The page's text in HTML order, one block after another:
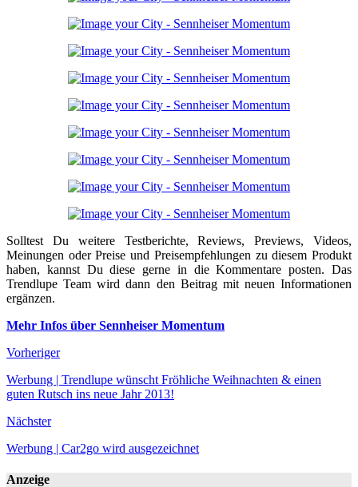
Solltest Du weitere Testberichte, Reviews, Previews, Videos,
Meinungen oder Preise und Preisempfehlungen zu diesem Produkt
haben, kannst Du diese gerne in die Kommentare posten. Das
Trendlupe Team wird dann den Beitrag mit neuen Informationen
ergänzen.
Mehr Infos über Sennheiser Momentum
Vorheriger
Werbung | Trendlupe wünscht Fröhliche Weihnachten & einen
guten Rutsch ins neue Jahr 2013!
Nächster
Werbung | Car2go wird ausgezeichnet
Anzeige